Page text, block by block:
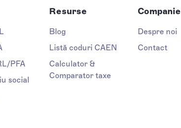
PFA
social
Resurse
Blog
Listă coduri CAEN
Calculator &
Comparator taxe
Companie
Despre noi
Contact